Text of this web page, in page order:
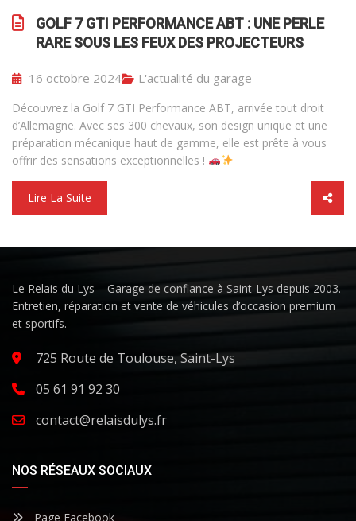
GOLF 7 GTI PERFORMANCE ABT : UNE PERLE
RARE SOUS LES FEUX DES PROJECTEURS
16 octobre 2024 L'actualité du garage
Découvrez la Golf 7 GTI Performance ABT, arrivée tout droit
d’Allemagne. Avec ses 300 chevaux, son design unique et une
préparation mécanique haut de gamme, elle est prête à vous
offrir des sensations exceptionnelles !
Lire La Suite
Le Relais du Lys – Garage de confiance à Saint-Lys depuis 2003.
Entretien, réparation et vente de véhicules d’occasion premium
et sportifs.
725 Route de Toulouse, Saint-Lys
05 61 91 92 30
contact@relaisdulys.fr
NOS RÉSEAUX SOCIAUX
Page Facebook